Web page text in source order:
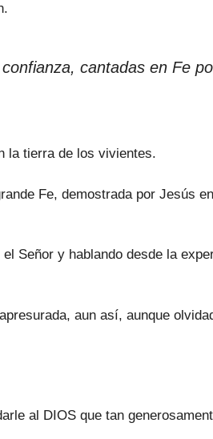
cantadas en Fe
la tierra de los vivientes.
Fe, demostrada por Jesús
Señor y hablando desde la
aun así, aunque
al DIOS que tan